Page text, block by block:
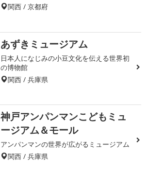
関西 / 京都府
あずきミュージアム
日本人になじみの小豆文化を伝える世界初
の博物館
関西 / 兵庫県
神戸アンパンマンこどもミュ
ージアム＆モール
アンパンマンの世界が広がるミュージアム
関西 / 兵庫県